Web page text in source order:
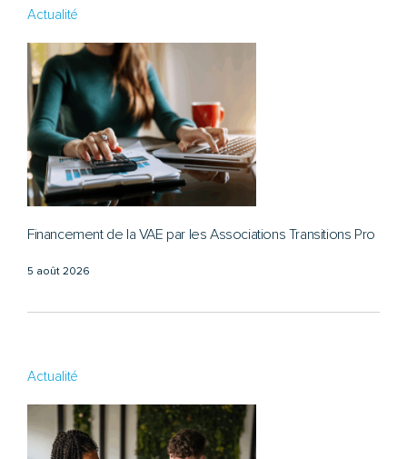
Actualité
Financement de la VAE par les Associations Transitions Pro
5 août 2026
Actualité